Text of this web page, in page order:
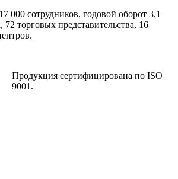
000 сотрудников, годовой оборот 3,1
72 торговых представительства, 16
Продукция сертифицирована по ISO
9001.